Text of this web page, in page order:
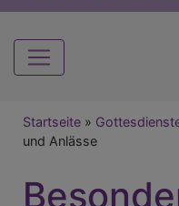
Startseite
und Anlässe